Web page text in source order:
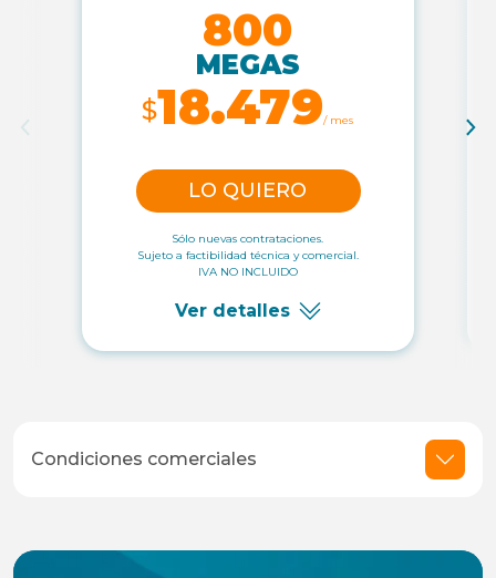
800
MEGAS
$18.479/ mes
LO QUIERO
Sólo nuevas contrataciones.
Sujeto a factibilidad técnica y comercial.
IVA NO INCLUIDO
Ver detalles
Condiciones comerciales